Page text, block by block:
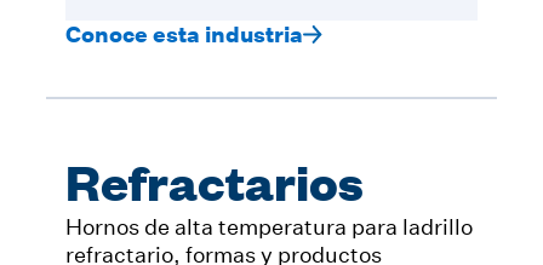
Conoce esta industria
Refractarios
Hornos de alta temperatura para ladrillo
refractario, formas y productos